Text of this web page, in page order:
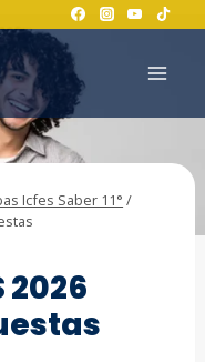
Icfes Saber 11° /
2026